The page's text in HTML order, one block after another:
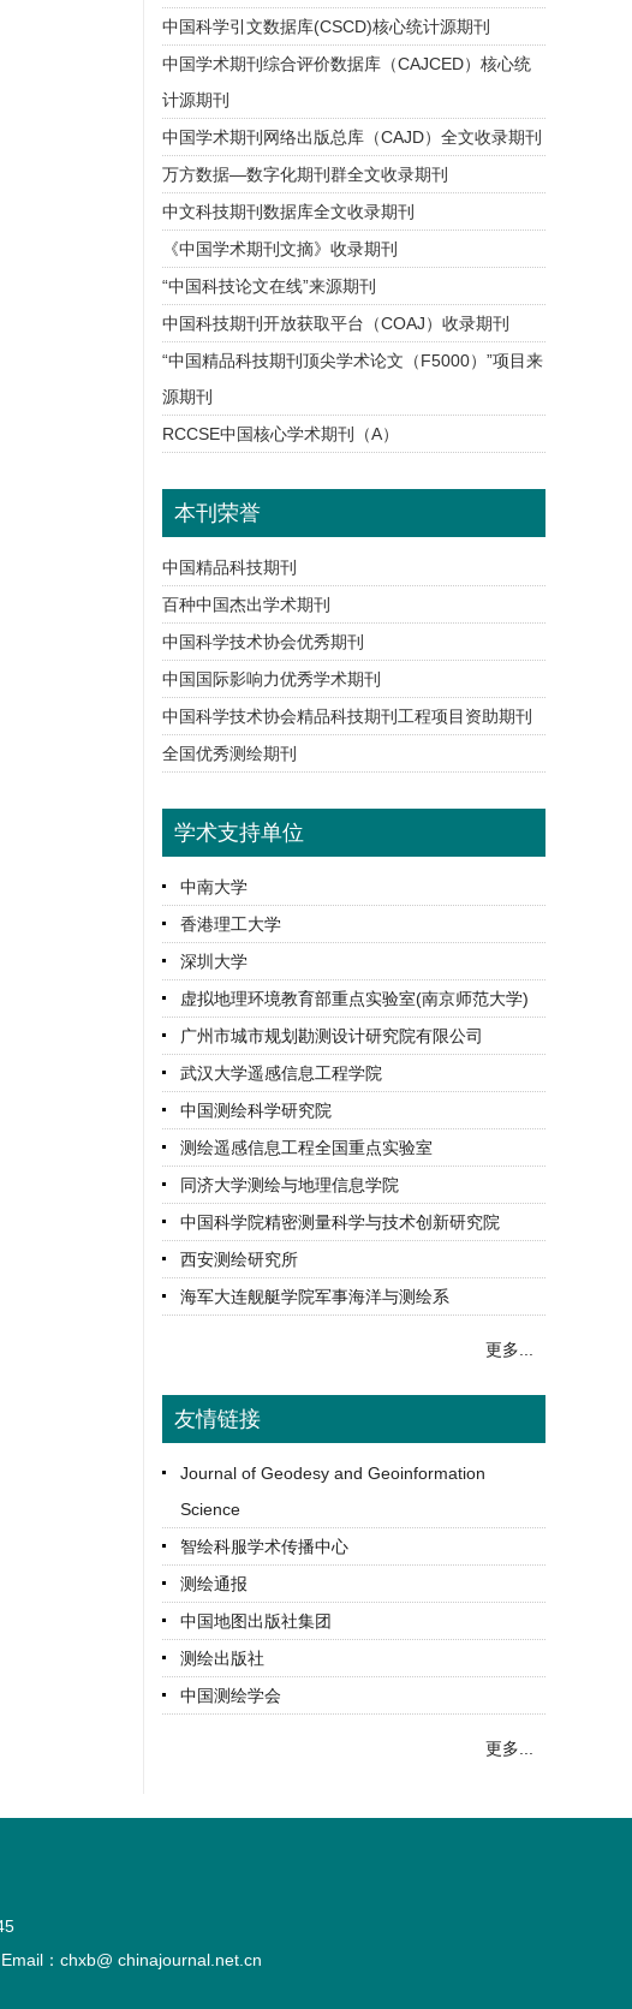
《测绘学报(英文版)》(JGGS)继续被中国科学
引文数据库CSCD收录
共绘时空智能新蓝图：2025年测绘地理信息发
展论坛暨《测绘学报》学术年会在豫成功举办
2025年《测绘学报》编委会会议圆满召开
关于举办2025年测绘地理信息高质量发展论坛
暨《测绘学报》学术年会的（三号）通知
《测绘学报》工作委员会荣获中国测绘学会
2024年度工作考评单项优秀
中国科学引文数据库(CSCD)核心统计源期刊
中国学术期刊综合评价数据库（CAJCED）核心统
计源期刊
中国学术期刊网络出版总库（CAJD）全文收录期刊
万方数据—数字化期刊群全文收录期刊
中文科技期刊数据库全文收录期刊
《中国学术期刊文摘》收录期刊
“中国科技论文在线”来源期刊
中国科技期刊开放获取平台（COAJ）收录期刊
“中国精品科技期刊顶尖学术论文（F5000）”项目来
源期刊
RCCSE中国核心学术期刊（A）
本刊荣誉
中国精品科技期刊
百种中国杰出学术期刊
中国科学技术协会优秀期刊
中国国际影响力优秀学术期刊
中国科学技术协会精品科技期刊工程项目资助期刊
全国优秀测绘期刊
学术支持单位
中南大学
香港理工大学
深圳大学
虚拟地理环境教育部重点实验室(南京师范大学)
广州市城市规划勘测设计研究院有限公司
武汉大学遥感信息工程学院
中国测绘科学研究院
测绘遥感信息工程全国重点实验室
同济大学测绘与地理信息学院
中国科学院精密测量科学与技术创新研究院
西安测绘研究所
海军大连舰艇学院军事海洋与测绘系
更多...
友情链接
Journal of Geodesy and Geoinformation
Science
智绘科服学术传播中心
测绘通报
中国地图出版社集团
测绘出版社
中国测绘学会
更多...
：chxb@ chinajournal.net.cn